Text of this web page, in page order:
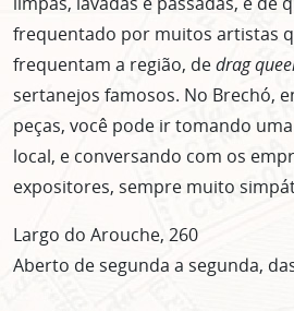
frequentado por muitos artistas
frequentam a região, dedrag
sertanejos famosos. No Brechó,
peças, você pode ir tomando
local, e conversando com os
expositores, sempre muito
Largo do Arouche, 260
Aberto de segunda a segunda,